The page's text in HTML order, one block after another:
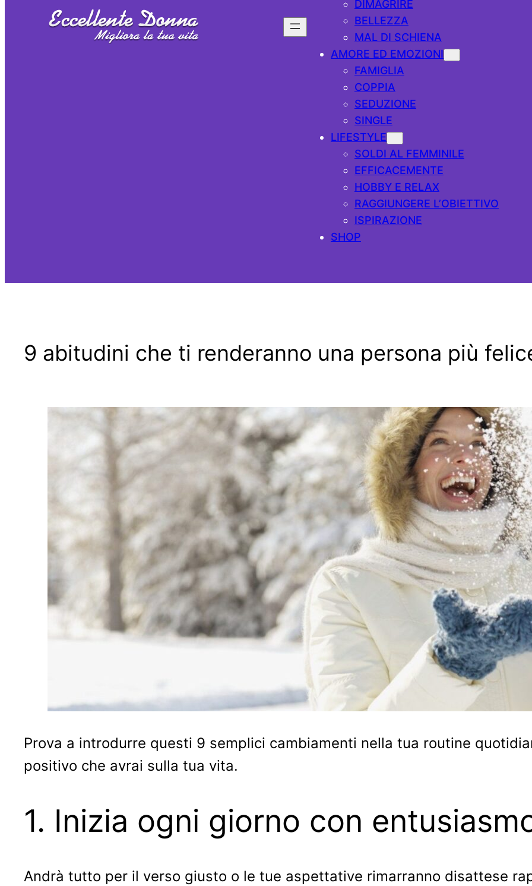
DIMAGRIRE
BELLEZZA
MAL DI SCHIENA
AMORE ED EMOZIONI
FAMIGLIA
COPPIA
SEDUZIONE
SINGLE
LIFESTYLE
SOLDI AL FEMMINILE
EFFICACEMENTE
HOBBY E RELAX
RAGGIUNGERE L’OBIETTIVO
ISPIRAZIONE
SHOP
9 abitudini che ti renderanno una persona più
Prova a introdurre questi 9 semplici cambiamenti nella tua routine
positivo che avrai sulla tua vita.
1. Inizia ogni giorno con
Andrà tutto per il verso giusto o le tue aspettative rimarranno disattese